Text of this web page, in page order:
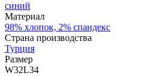
синий
Материал
98% хлопок, 2% спандекс
Страна производства
Турция
Размер
W32L34